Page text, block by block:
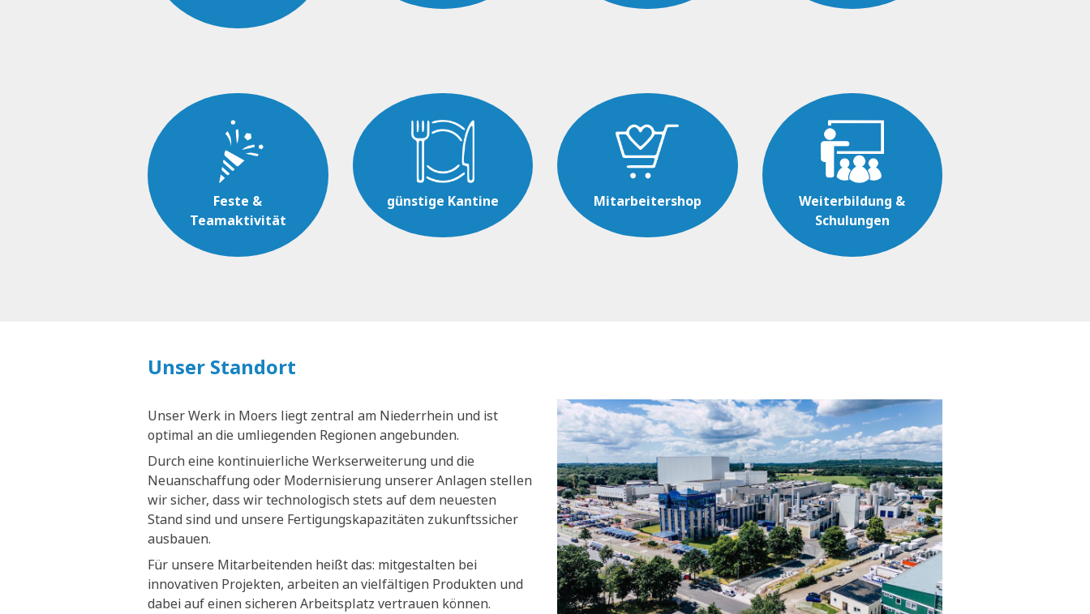
Feste &
Teamaktivität
günstige Kantine Mitarbeitershop
Weiterbildung &
Schulungen
Unser Standort
Unser Werk in Moers liegt zentral am Niederrhein und ist
optimal an die umliegenden Regionen angebunden.
Durch eine kontinuierliche Werkserweiterung und die
Neuanschaffung oder Modernisierung unserer Anlagen stellen
wir sicher, dass wir technologisch stets auf dem neuesten
Stand sind und unsere Fertigungskapazitäten zukunftssicher
ausbauen.
Für unsere Mitarbeitenden heißt das: mitgestalten bei
innovativen Projekten, arbeiten an vielfältigen Produkten und
dabei auf einen sicheren Arbeitsplatz vertrauen können.